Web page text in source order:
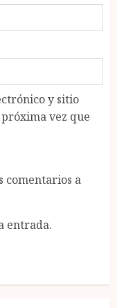
y sitio
vez que
comentarios a
entrada.